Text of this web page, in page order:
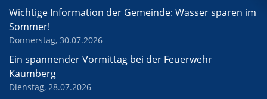
Wichtige Information der Gemeinde: Wasser sparen im
Sommer!
Donnerstag, 30.07.2026
Ein spannender Vormittag bei der Feuerwehr
Kaumberg
Dienstag, 28.07.2026